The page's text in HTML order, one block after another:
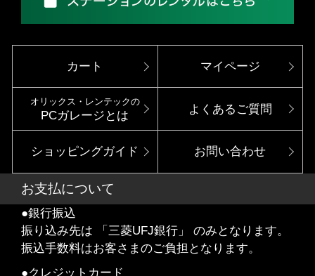
カート マイページ
オリックス・レンテックの
PCガレージとは
よくあるご質問
ショッピングガイド お問い合わせ
お支払について
●銀行振込
振り込み先は 「三菱UFJ銀行」 のみとなります。
振込手数料はお客さまのご負担となります。
●クレジットカード